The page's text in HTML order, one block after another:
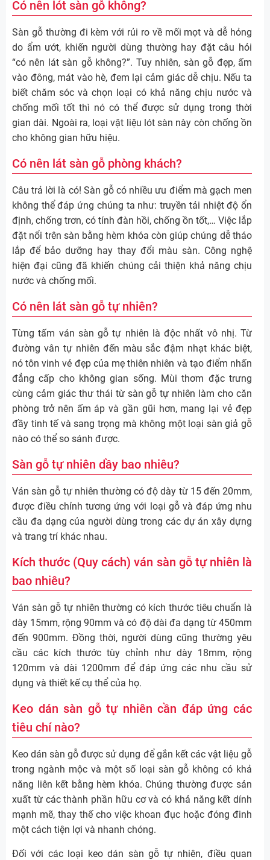
Có nên lót sàn gỗ không?
Sàn gỗ thường đi kèm với rủi ro về mối mọt và dễ hỏng
do ẩm ướt, khiến người dùng thường hay đặt câu hỏi
“có nên lát sàn gỗ không?”. Tuy nhiên, sàn gỗ đẹp, ấm
vào đông, mát vào hè, đem lại cảm giác dễ chịu. Nếu ta
biết chăm sóc và chọn loại có khả năng chịu nước và
chống mối tốt thì nó có thể được sử dụng trong thời
gian dài. Ngoài ra, loại vật liệu lót sàn này còn chống ồn
cho không gian hữu hiệu.
Có nên lát sàn gỗ phòng khách?
Câu trả lời là có! Sàn gỗ có nhiều ưu điểm mà gạch men
không thể đáp ứng chúng ta như: truyền tải nhiệt độ ổn
định, chống trơn, có tính đàn hồi, chống ồn tốt,… Việc lắp
đặt nổi trên sàn bằng hèm khóa còn giúp chúng dễ tháo
lắp để bảo dưỡng hay thay đổi màu sàn. Công nghệ
hiện đại cũng đã khiến chúng cải thiện khả năng chịu
nước và chống mối.
Có nên lát sàn gỗ tự nhiên?
Từng tấm ván sàn gỗ tự nhiên là độc nhất vô nhị. Từ
đường vân tự nhiên đến màu sắc đậm nhạt khác biệt,
nó tôn vinh vẻ đẹp của mẹ thiên nhiên và tạo điểm nhấn
đẳng cấp cho không gian sống. Mùi thơm đặc trưng
cùng cảm giác thư thái từ sàn gỗ tự nhiên làm cho căn
phòng trở nên ấm áp và gần gũi hơn, mang lại vẻ đẹp
đầy tinh tế và sang trọng mà không một loại sàn giả gỗ
nào có thể so sánh được.
Sàn gỗ tự nhiên dầy bao nhiêu?
Ván sàn gỗ tự nhiên thường có độ dày từ 15 đến 20mm,
được điều chỉnh tương ứng với loại gỗ và đáp ứng nhu
cầu đa dạng của người dùng trong các dự án xây dựng
và trang trí khác nhau.
Kích thước (Quy cách) ván sàn gỗ tự nhiên là
bao nhiêu?
Ván sàn gỗ tự nhiên thường có kích thước tiêu chuẩn là
dày 15mm, rộng 90mm và có độ dài đa dạng từ 450mm
đến 900mm. Đồng thời, người dùng cũng thường yêu
cầu các kích thước tùy chỉnh như dày 18mm, rộng
120mm và dài 1200mm để đáp ứng các nhu cầu sử
dụng và thiết kế cụ thể của họ.
Keo dán sàn gỗ tự nhiên cần đáp ứng các
tiêu chí nào?
Keo dán sàn gỗ được sử dụng để gắn kết các vật liệu gỗ
trong ngành mộc và một số loại sàn gỗ không có khả
năng liên kết bằng hèm khóa. Chúng thường được sản
xuất từ các thành phần hữu cơ và có khả năng kết dính
mạnh mẽ, thay thế cho việc khoan đục hoặc đóng đinh
một cách tiện lợi và nhanh chóng.
Đối với các loại keo dán sàn gỗ tự nhiên, điều quan